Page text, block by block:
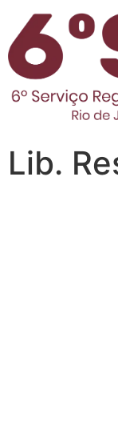
Lib.